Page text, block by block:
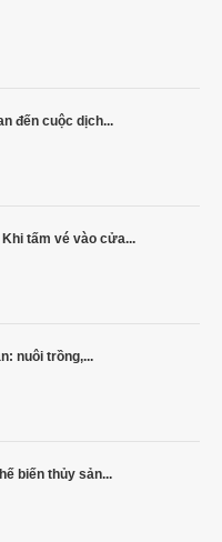
đến cuộc dịch...
tấm vé vào cửa...
nuôi trồng,...
biến thủy sản...